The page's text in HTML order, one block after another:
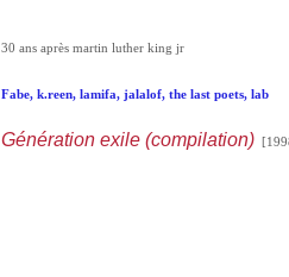
30 ans après martin luther king jr
Fabe, k.reen, lamifa, jalalof, the last poets, lab
Génération exile (compilation)